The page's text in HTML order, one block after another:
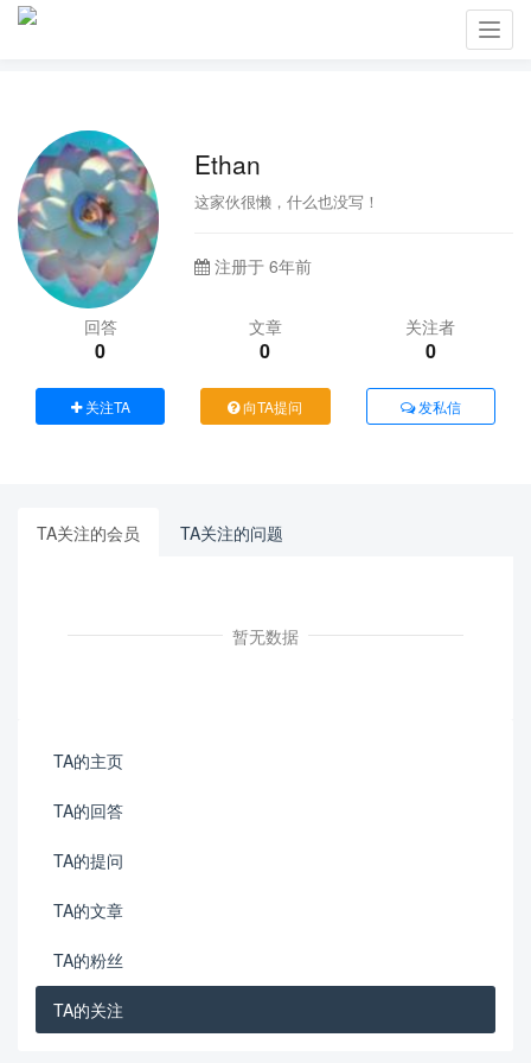
Ethan
这家伙很懒，什么也没写！
注册于 6年前
回答
0
文章
0
关注者
0
关注TA 向TA提问 发私信
TA关注的会员 TA关注的问题
暂无数据
TA的主页
TA的回答
TA的提问
TA的文章
TA的粉丝
TA的关注